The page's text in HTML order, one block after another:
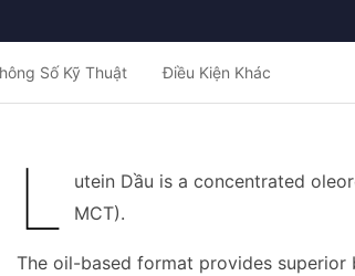
Số Kỹ Thuật Điều Kiện Khác
L
utein Dầu is a concentrated
MCT).
The oil-based format provides